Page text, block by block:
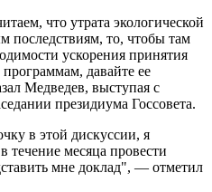
что утрата экологической
последствиям, то, чтобы там
ускорения принятия
давайте ее
Медведев, выступая с
президиума Госсовета.
в этой дискуссии, я
течение месяца провести
мне доклад", — отметил